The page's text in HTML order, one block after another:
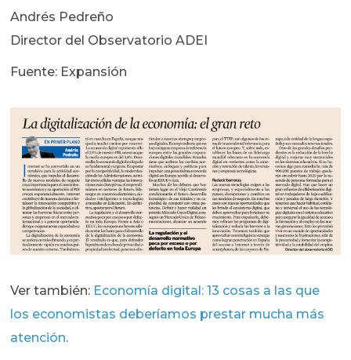
Andrés Pedreño
Director del Observatorio ADEI
Fuente: Expansión
Ver también: Economía digital: 13 cosas a las que
los economistas deberíamos prestar mucha más
atención.